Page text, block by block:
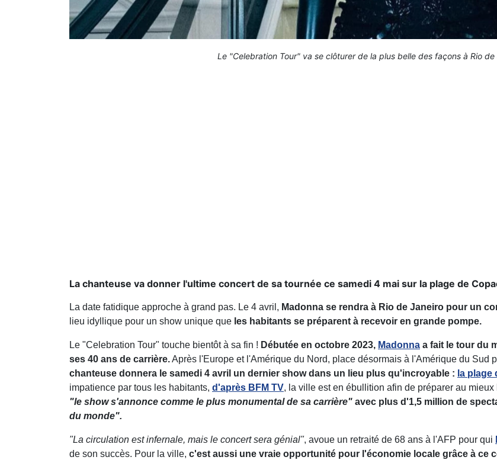
Le "Celebration Tour" va se clôturer de la plus belle des façons à Rio
La chanteuse va donner l'ultime concert de sa tournée ce samedi 4 mai sur la plage de
La date fatidique approche à grand pas. Le 4 avril, Madonna se rendra à Rio de Janeiro pour un
lieu idyllique pour un show unique que les habitants se préparent à recevoir en grande pompe.
Le "Celebration Tour" touche bientôt à sa fin ! Débutée en octobre 2023, Madonna a fait le tour du
ses 40 ans de carrière.Après l'Europe et l'Amérique du Nord, place désormais à l'Amérique du Sud
chanteuse donnera le samedi 4 avril un dernier show dans un lieu plus qu'incroyable : la plage
impatience par tous les habitants, d'après BFM TV, la ville est en ébullition afin de préparer au
"le show s'annonce comme le plus monumental de sa carrière" avec plus d'1,5 million de
du monde".
"La circulation est infernale, mais le concert sera génial", avoue un retraité de 68 ans à l'AFP pour qui
de son succès. Pour la ville, c'est aussi une vraie opportunité pour l'économie locale grâce à ce